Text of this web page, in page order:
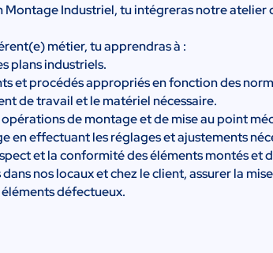
Montage Industriel, tu intégreras notre atelier
métier, tu apprendras à :
plans industriels.
et procédés appropriés en fonction des
de travail et le matériel nécessaire.
de montage et de mise au point
en effectuant les réglages et ajustements
et la conformité des éléments montés et
nos locaux et chez le client, assurer la
défectueux.